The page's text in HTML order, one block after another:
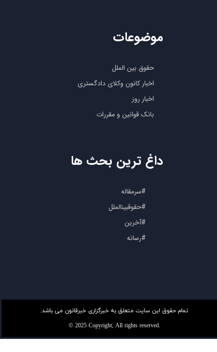
حقوق بین الملل
اخبار کانون وکلای دادگستری
اخبار روز
بانک قوانین و مقررات
موضوعات
#سرمقاله
#حقوقبینالملل
#آخرین
#رسانه
داغ ترین بحث ها
تمام حقوق این سایت متعلق به خبرگزاری خبرقانون می باشد.
© 2025 Copyright, All rights reserved.